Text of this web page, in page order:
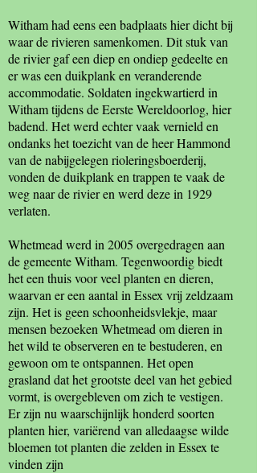
Witham had eens een badplaats hier dicht bij
waar de rivieren samenkomen. Dit stuk van
de rivier gaf een diep en ondiep gedeelte en
er was een duikplank en veranderende
accommodatie. Soldaten ingekwartierd in
Witham tijdens de Eerste Wereldoorlog, hier
badend. Het werd echter vaak vernield en
ondanks het toezicht van de heer Hammond
van de nabijgelegen rioleringsboerderij,
vonden de duikplank en trappen te vaak de
weg naar de rivier en werd deze in 1929
verlaten.
Whetmead werd in 2005 overgedragen aan
de gemeente Witham. Tegenwoordig biedt
het een thuis voor veel planten en dieren,
waarvan er een aantal in Essex vrij zeldzaam
zijn. Het is geen schoonheidsvlekje, maar
mensen bezoeken Whetmead om dieren in
het wild te observeren en te bestuderen, en
gewoon om te ontspannen. Het open
grasland dat het grootste deel van het gebied
vormt, is overgebleven om zich te vestigen.
Er zijn nu waarschijnlijk honderd soorten
planten hier, variërend van alledaagse wilde
bloemen tot planten die zelden in Essex te
vinden zijn